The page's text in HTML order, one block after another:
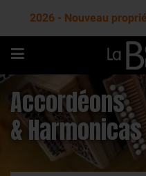
2026 - Nouveau
Accordéons
& Harmonicas